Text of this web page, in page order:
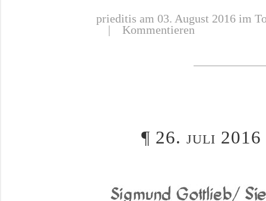
prieditis am 03. August 2016 im
| Kommentieren
¶ 26. juli